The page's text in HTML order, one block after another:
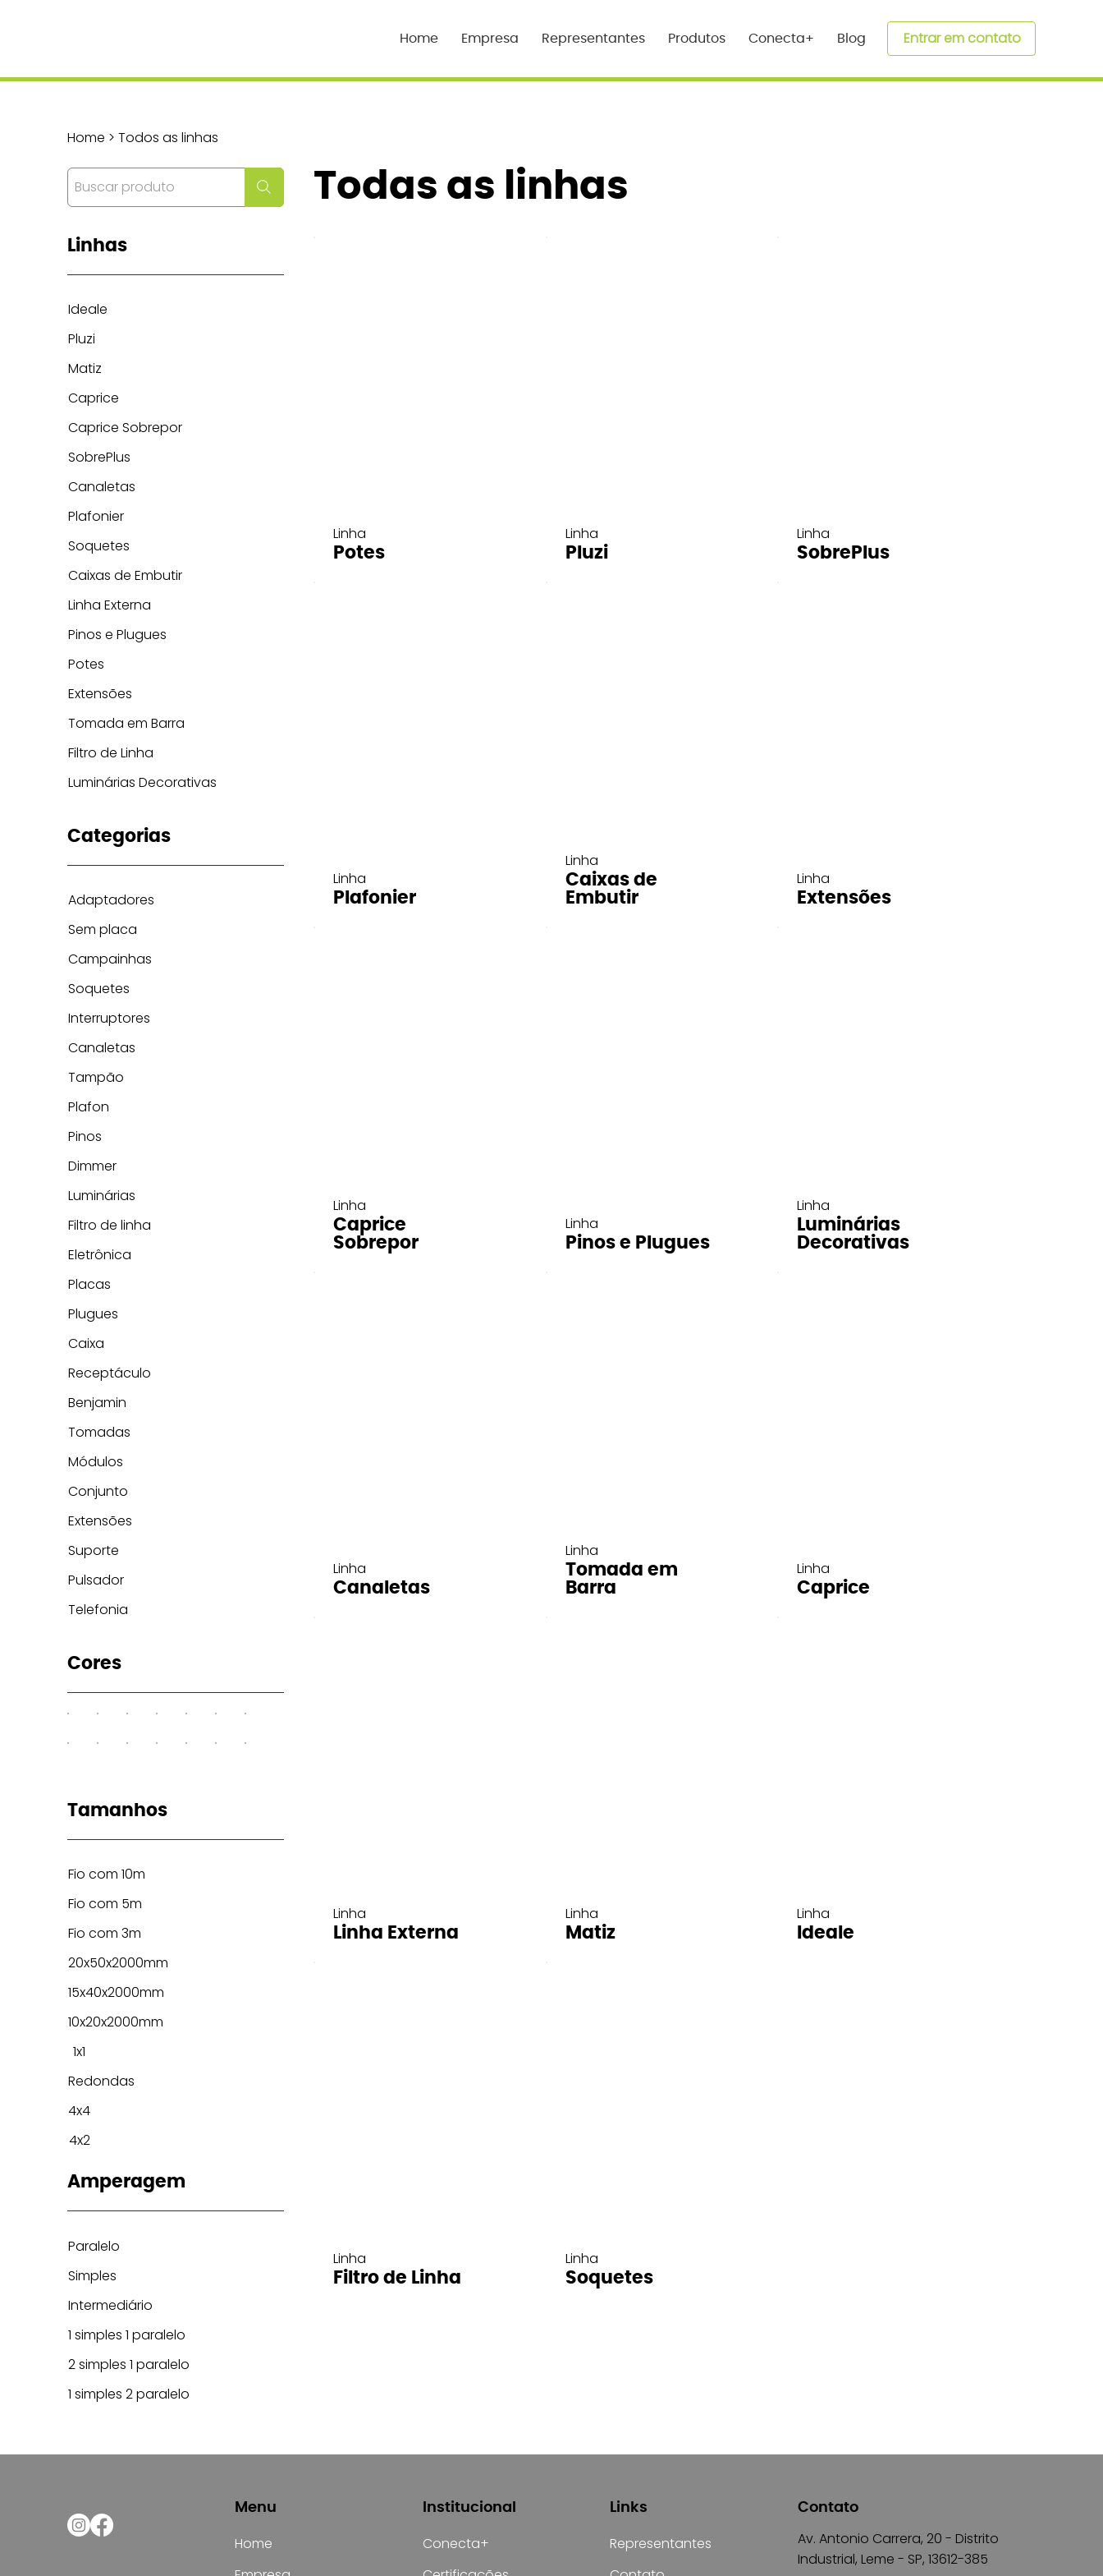
Home Empresa Representantes Produtos Conecta+ Blog Entrar em contato
Linha
Potes
Linha
Pluzi
Linha
SobrePlus
Linha
Plafonier
Linha
Caixas de
Embutir
Linha
Extensões
Linha
Caprice
Sobrepor
Linha
Pinos e Plugues
Linha
Luminárias
Decorativas
Linha
Canaletas
Linha
Tomada em
Barra
Linha
Caprice
Linha
Linha Externa
Linha
Matiz
Linha
Ideale
Linha
Filtro de Linha
Linha
Soquetes
Todas as linhas
Home > Todos as linhas
Amperagem
Paralelo
Simples
Intermediário
1 simples 1 paralelo
2 simples 1 paralelo
1 simples 2 paralelo
Tamanhos
Fio com 10m
Fio com 5m
Fio com 3m
20x50x2000mm
15x40x2000mm
10x20x2000mm
1x1
Redondas
4x4
4x2
Ideale
Pluzi
Matiz
Caprice
Caprice Sobrepor
SobrePlus
Canaletas
Plafonier
Soquetes
Caixas de Embutir
Linha Externa
Pinos e Plugues
Potes
Extensões
Tomada em Barra
Filtro de Linha
Luminárias Decorativas
Linhas
Categorias
Adaptadores
Sem placa
Campainhas
Soquetes
Interruptores
Canaletas
Tampão
Plafon
Pinos
Dimmer
Luminárias
Filtro de linha
Eletrônica
Placas
Plugues
Caixa
Receptáculo
Benjamin
Tomadas
Módulos
Conjunto
Extensões
Suporte
Pulsador
Telefonia
Cores
Menu
Home
Institucional
Conecta+
Links
Representantes
Contato
Av. Antonio Carrera, 20 - Distrito
Industrial, Leme - SP, 13612-385